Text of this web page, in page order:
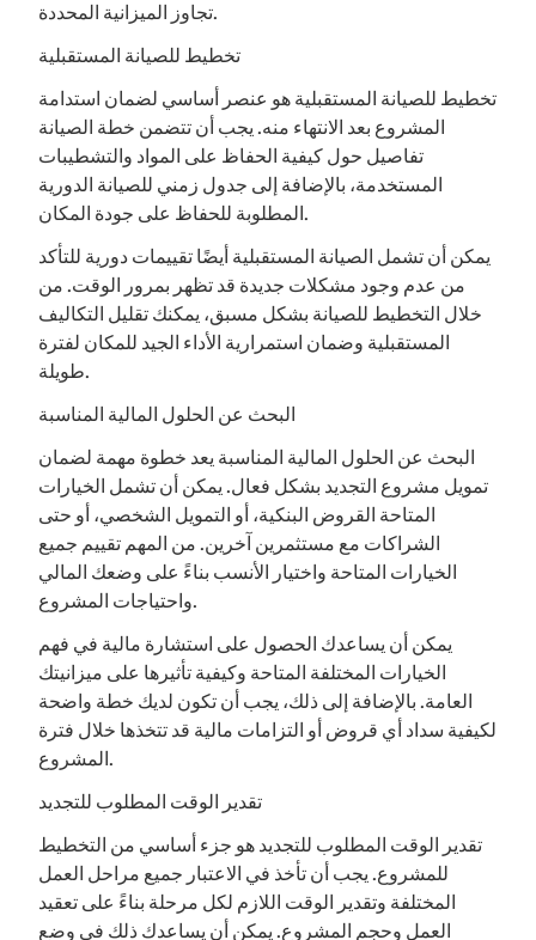
تجاوز الميزانية المحددة.
تخطيط للصيانة المستقبلية
تخطيط للصيانة المستقبلية هو عنصر أساسي لضمان استدامة
المشروع بعد الانتهاء منه. يجب أن تتضمن خطة الصيانة
تفاصيل حول كيفية الحفاظ على المواد والتشطيبات
المستخدمة، بالإضافة إلى جدول زمني للصيانة الدورية
المطلوبة للحفاظ على جودة المكان.
يمكن أن تشمل الصيانة المستقبلية أيضًا تقييمات دورية للتأكد
من عدم وجود مشكلات جديدة قد تظهر بمرور الوقت. من
خلال التخطيط للصيانة بشكل مسبق، يمكنك تقليل التكاليف
المستقبلية وضمان استمرارية الأداء الجيد للمكان لفترة
طويلة.
البحث عن الحلول المالية المناسبة
البحث عن الحلول المالية المناسبة يعد خطوة مهمة لضمان
تمويل مشروع التجديد بشكل فعال. يمكن أن تشمل الخيارات
المتاحة القروض البنكية، أو التمويل الشخصي، أو حتى
الشراكات مع مستثمرين آخرين. من المهم تقييم جميع
الخيارات المتاحة واختيار الأنسب بناءً على وضعك المالي
واحتياجات المشروع.
يمكن أن يساعدك الحصول على استشارة مالية في فهم
الخيارات المختلفة المتاحة وكيفية تأثيرها على ميزانيتك
العامة. بالإضافة إلى ذلك، يجب أن تكون لديك خطة واضحة
لكيفية سداد أي قروض أو التزامات مالية قد تتخذها خلال فترة
المشروع.
تقدير الوقت المطلوب للتجديد
تقدير الوقت المطلوب للتجديد هو جزء أساسي من التخطيط
للمشروع. يجب أن تأخذ في الاعتبار جميع مراحل العمل
المختلفة وتقدير الوقت اللازم لكل مرحلة بناءً على تعقيد
العمل وحجم المشروع. يمكن أن يساعدك ذلك في وضع